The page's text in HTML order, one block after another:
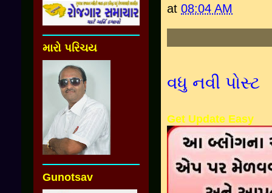
at 08:04 AM
વધુ નવી પોસ્ટ
Get Update Easy
મારો પરિચય
Gunotsav